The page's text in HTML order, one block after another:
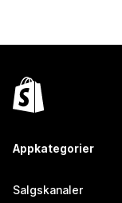
Appkategorier
Salgskanaler